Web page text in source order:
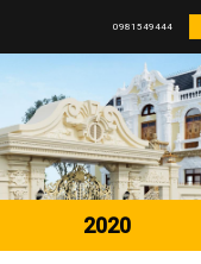
0981549444
2020